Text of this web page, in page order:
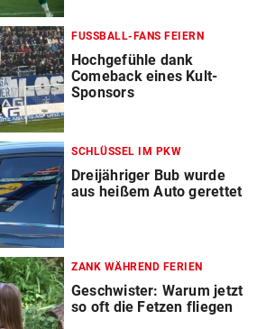
FUSSBALL-FANS FEIERN
Hochgefühle dank
Comeback eines Kult-
Sponsors
SCHLÜSSEL IM PKW
Dreijähriger Bub wurde
aus heißem Auto gerettet
ZANK WÄHREND FERIEN
Geschwister: Warum jetzt
so oft die Fetzen fliegen